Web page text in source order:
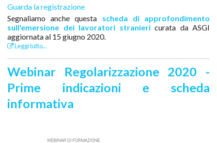
Guarda la registrazione
Segnaliamo anche questa scheda di approfondimento
sull'emersione dei lavoratori straniericurata da ASGI
aggiornata al 15 giugno 2020.
Leggi tutto...
Webinar Regolarizzazione 2020 -
Prime indicazioni e scheda
informativa